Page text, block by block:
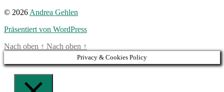
© 2026 Andrea Gehlen
Präsentiert von WordPress
Nach oben ↑ Nach oben ↑
Privacy & Cookies Policy